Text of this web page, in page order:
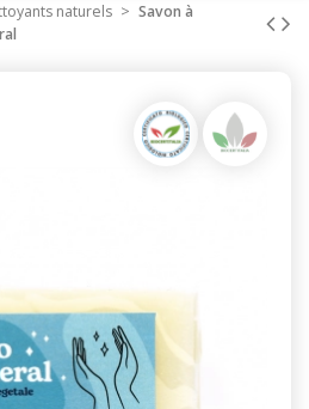
naturels
Savon à